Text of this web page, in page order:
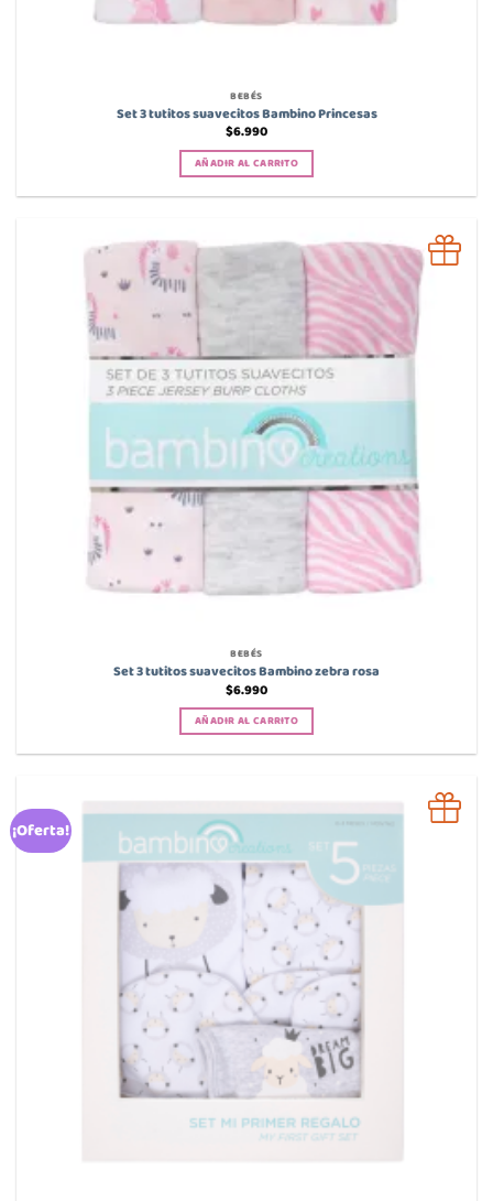
BEBÉS
Set 3 tutitos suavecitos Bambino Princesas
$6.990
AÑADIR AL CARRITO
BEBÉS
Set 3 tutitos suavecitos Bambino zebra rosa
$6.990
AÑADIR AL CARRITO
¡Oferta!